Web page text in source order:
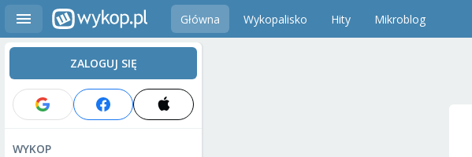
Główna Wykopalisko Hity Mikroblog
ZALOGUJ SIĘ
WYKOP